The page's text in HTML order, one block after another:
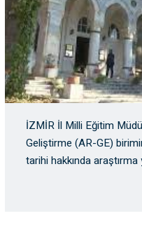
İZMİR İl Milli Eğitim
Geliştirme (AR-GE)
tarihi hakkında